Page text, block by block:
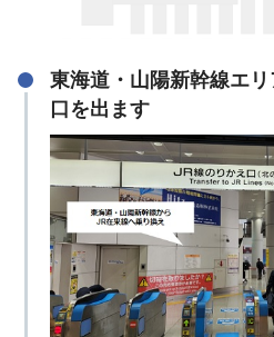
東海道・山陽新幹線エリ
口を出ます